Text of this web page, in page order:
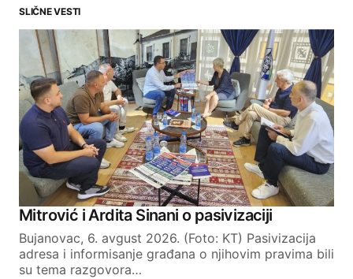
Your email address will not be published.
Required fields are marked *
Comment*
Your Name
Your E-mail
SLIČNE VESTI
Mitrović i Ardita Sinani o pasivizaciji
Bujanovac, 6. avgust 2026. (Foto: KT) Pasivizacija
adresa i informisanje građana o njihovim pravima bili
su tema razgovora…